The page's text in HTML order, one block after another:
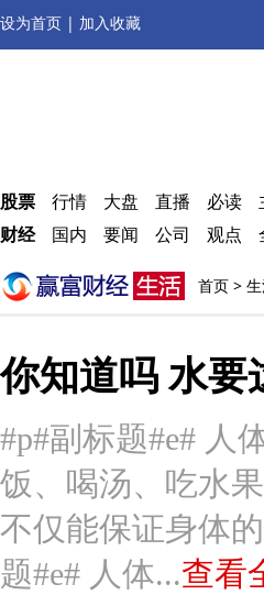
设为首页 | 加入收藏
股票 行情 大盘 直播 必读
财经
国内 要闻 公司 观点
首页 >
你知道吗 水
#p#副标题#e# 人
饭、喝汤、吃水
不仅能保证身体
题#e# 人体...查看